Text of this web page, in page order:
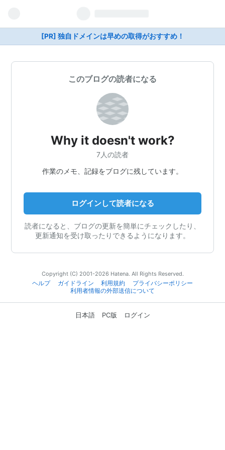
[PR] 独自ドメインは早めの取得がおすすめ！
このブログの読者になる
Why it doesn't work?
7人の読者
作業のメモ、記録をブログに残しています。
ログインして読者になる
読者になると、ブログの更新を簡単にチェックしたり、
更新通知を受け取ったりできるようになります。
Copyright (C) 2001-2026 Hatena. All Rights Reserved.
ヘルプ
ガイドライン 利用規約
プライバシーポリシー
利用者情報の外部送信について
日本語 PC版 ログイン